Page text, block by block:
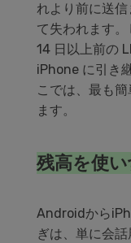
れより前に送
て失われます。
14 日以上前の
iPhone に引き
こでは、最も
ます。
残高を使い
Androidから
ぎは、単に会